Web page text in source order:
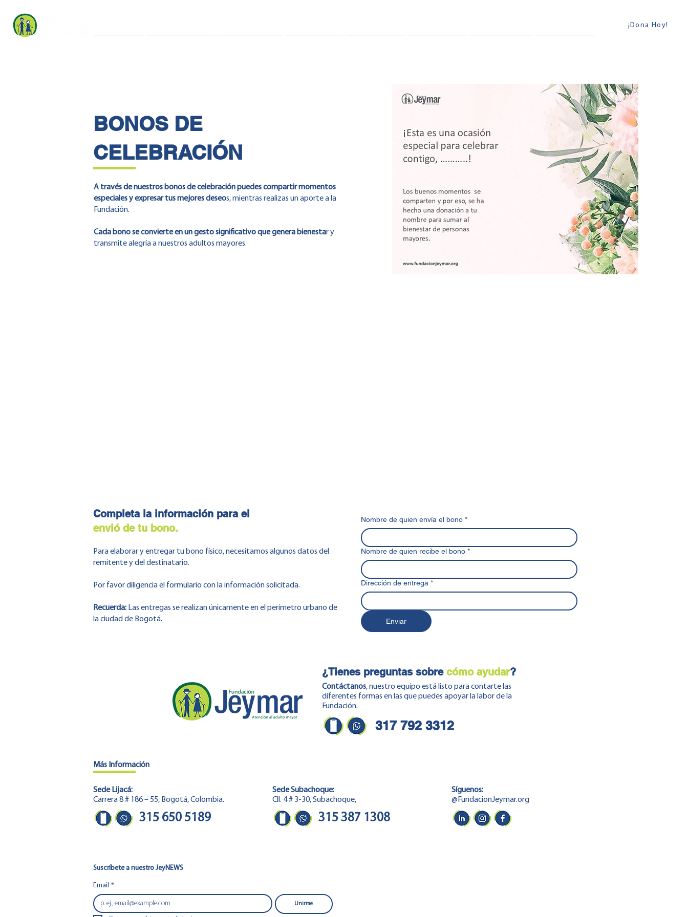
¡Dona Hoy!
BONOS DE
CELEBRACIÓN
A través de nuestros bonos de celebración puedes compartir momentos
especiales y expresar tus mejores deseos, mientras realizas un aporte a la
Fundación.
Cada bono se convierte en un gesto significativo que genera bienestar y
transmite alegría a nuestros adultos mayores.
Completa la información para el
envió de tu bono.
Para elaborar y entregar tu bono físico, necesitamos algunos datos del
remitente y del destinatario.
Por favor diligencia el formulario con la información solicitada.
Recuerda: Las entregas se realizan únicamente en el perímetro urbano de
la ciudad de Bogotá.
Nombre de quien envía el bono *
Nombre de quien recibe el bono *
Dirección de entrega *
Enviar
¿Tienes preguntas sobre cómo ayudar?
Contáctanos, nuestro equipo está listo para contarte las
diferentes formas en las que puedes apoyar la labor de la
Fundación.
317 792 3312
Más Información
Sede Lijacá:
Carrera 8 # 186 – 55, Bogotá, Colombia.
315 650 5189
Sede Subachoque:
Cll. 4 # 3-30, Subachoque,
315 387 1308
Síguenos:
@ FundacionJeymar.org
Suscríbete a nuestro JeyNEWS
Email *
Unirme